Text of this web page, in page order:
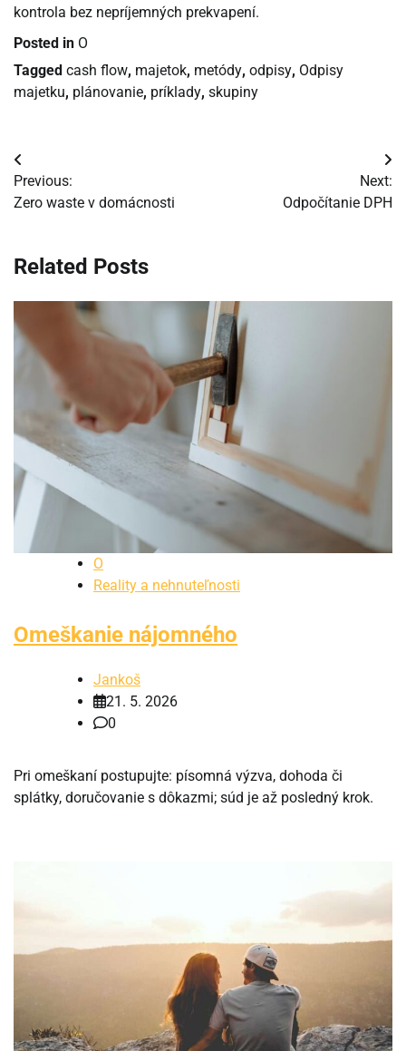
kontrola bez nepríjemných prekvapení.
Posted in O
Tagged cash flow, majetok, metódy, odpisy, Odpisy
majetku, plánovanie, príklady, skupiny
Navigácia
v
Previous:
Zero waste v domácnosti
Next:
Odpočítanie DPH
Related Posts
O
Reality a nehnuteľnosti
Omeškanie nájomného
Jankoš
21. 5. 2026
0
Pri omeškaní postupujte: písomná výzva, dohoda či
splátky, doručovanie s dôkazmi; súd je až posledný krok.